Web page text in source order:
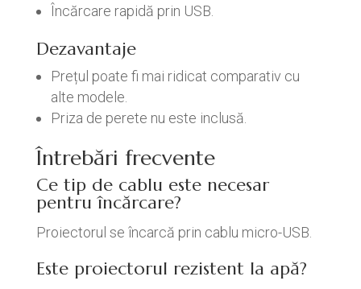
Încărcare rapidă prin USB.
Dezavantaje
Prețul poate fi mai ridicat comparativ cu
alte modele.
Priza de perete nu este inclusă.
Întrebări frecvente
Ce tip de cablu este necesar
pentru încărcare?
Proiectorul se încarcă prin cablu micro-USB.
Este proiectorul rezistent la apă?